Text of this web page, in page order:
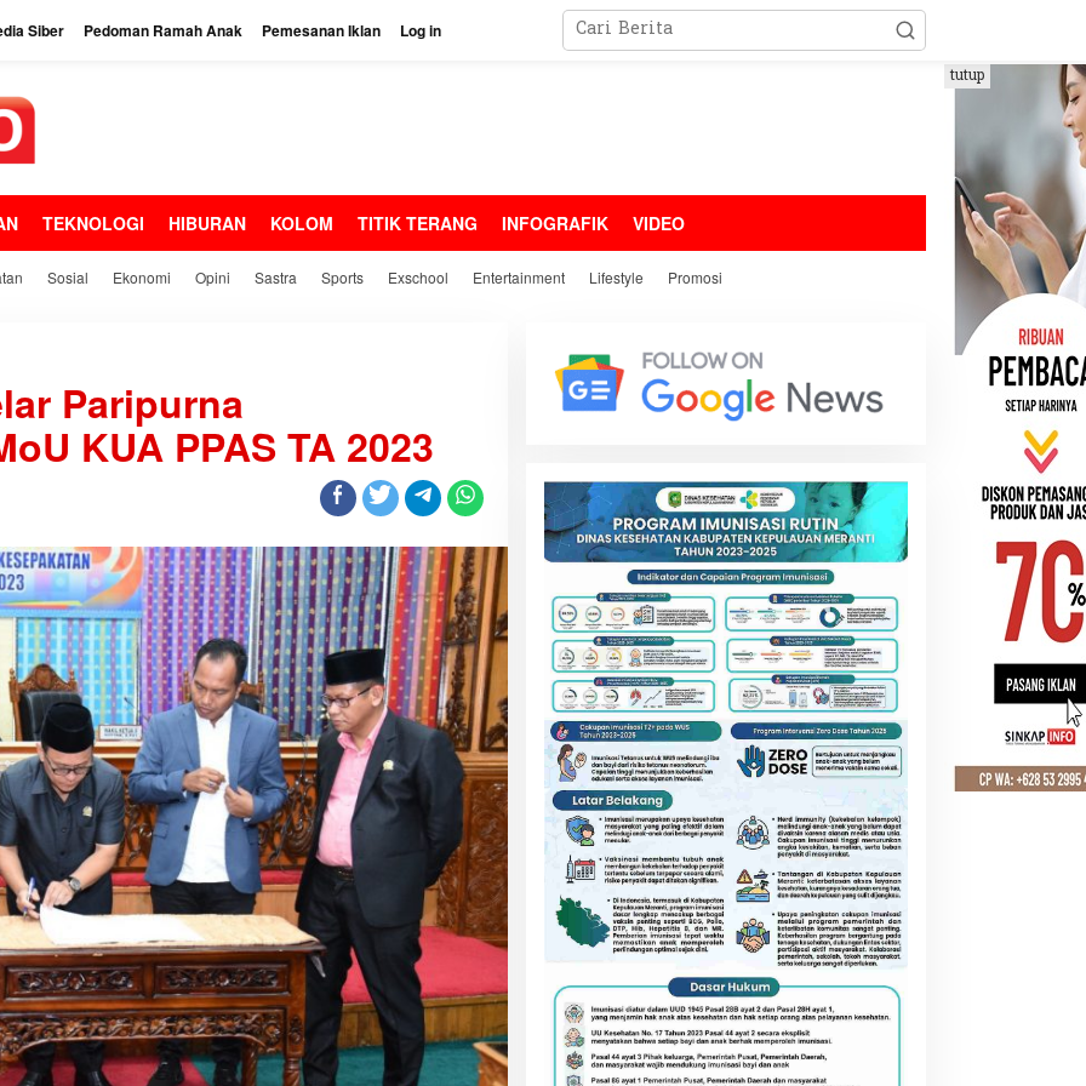
Siber Pedoman Ramah Anak Pemesanan Iklan Log in
TEKNOLOGI HIBURAN KOLOM TITIK TERANG INFOGRAFIK VIDEO
Sosial Ekonomi Opini Sastra Sports Exschool Entertainment Lifestyle Promosi
tutup
Paripurna
KUA PPAS TA 2023